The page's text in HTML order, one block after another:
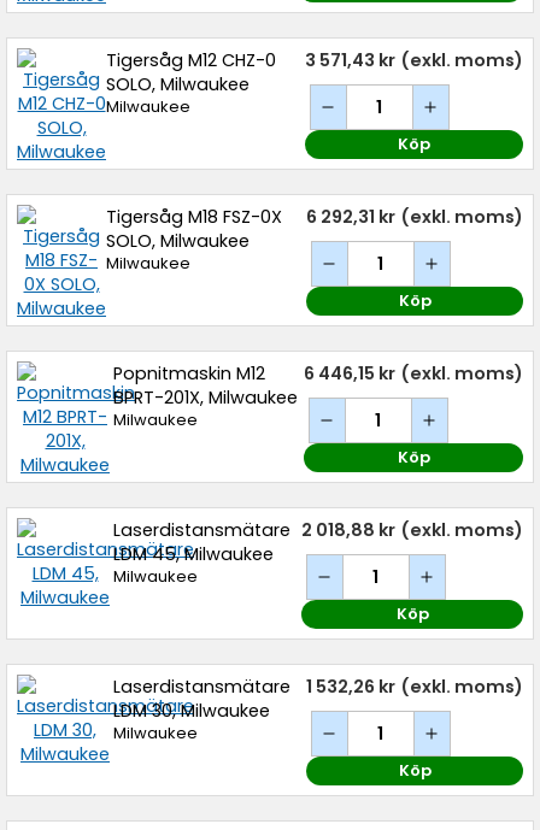
Tigersåg M12 CHZ-0
SOLO, Milwaukee
Milwaukee
3 571,43 kr (exkl. moms)
Köp
Tigersåg M18 FSZ-0X
SOLO, Milwaukee
Milwaukee
6 292,31 kr (exkl. moms)
Köp
Popnitmaskin M12
BPRT-201X, Milwaukee
Milwaukee
6 446,15 kr (exkl. moms)
Köp
Laserdistansmätare
LDM 45, Milwaukee
Milwaukee
2 018,88 kr (exkl. moms)
Köp
Laserdistansmätare
LDM 30, Milwaukee
Milwaukee
1 532,26 kr (exkl. moms)
Köp